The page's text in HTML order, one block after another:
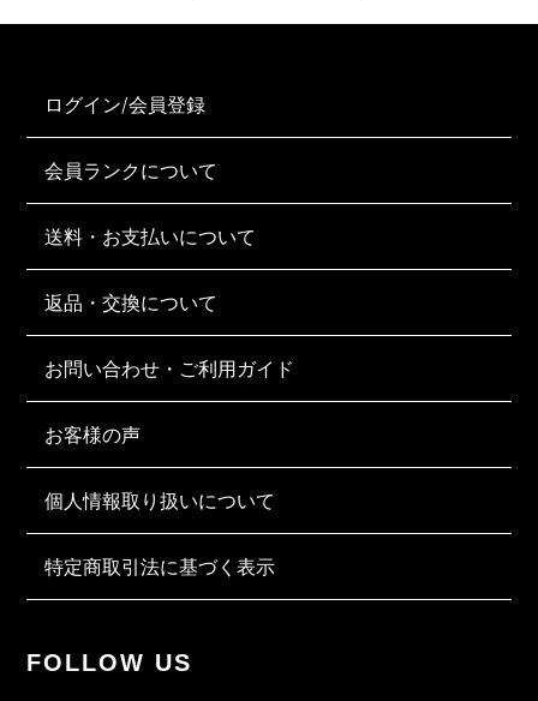
ログイン/会員登録
会員ランクについて
送料・お支払いについて
返品・交換について
お問い合わせ・ご利用ガイド
お客様の声
個人情報取り扱いについて
特定商取引法に基づく表示
FOLLOW US